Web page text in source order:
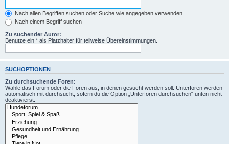
Nach allen Begriffen suchen oder Suche wie angegeben verwenden
Nach einem Begriff suchen
Zu suchender Autor:
Benutze ein * als Platzhalter für teilweise Übereinstimmungen.
SUCHOPTIONEN
Zu durchsuchende Foren:
Wähle das Forum oder die Foren aus, in denen gesucht werden soll. Unterforen werden
automatisch mit durchsucht, sofern du die Option „Unterforen durchsuchen“ unten nicht
deaktivierst.